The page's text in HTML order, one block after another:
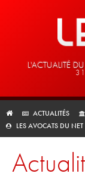
L'ACTUALITÉ DU
ACTUALITÉS
LES AVOCATS DU NET